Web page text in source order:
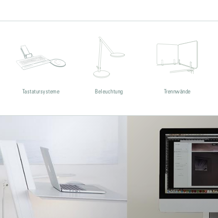
Tastatursysteme Beleuchtung Trennwände